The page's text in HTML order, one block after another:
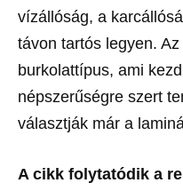
vízállóság, a
távon tartós legyen.
burkolattípus, ami
népszerűségre szert
választják már a
A cikk folytatódik a